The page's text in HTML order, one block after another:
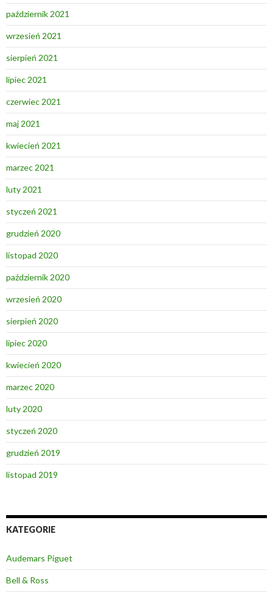
październik 2021
wrzesień 2021
sierpień 2021
lipiec 2021
czerwiec 2021
maj 2021
kwiecień 2021
marzec 2021
luty 2021
styczeń 2021
grudzień 2020
listopad 2020
październik 2020
wrzesień 2020
sierpień 2020
lipiec 2020
kwiecień 2020
marzec 2020
luty 2020
styczeń 2020
grudzień 2019
listopad 2019
KATEGORIE
Audemars Piguet
Bell & Ross